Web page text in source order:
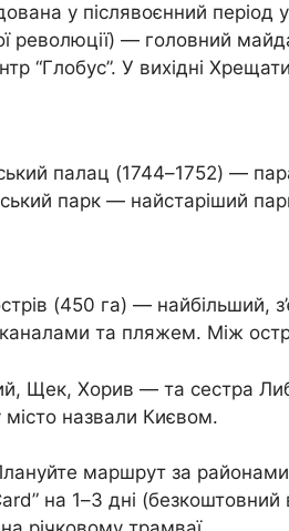
у післявоєнний період у
— головний
“Глобус”. У вихідні
палац (1744–1752) —
парк — найстаріший
(450 га) — найбільший,
та пляжем. Між
Щек, Хорив — та сестра
назвали Києвом.
маршрут за
на 1–3 дні